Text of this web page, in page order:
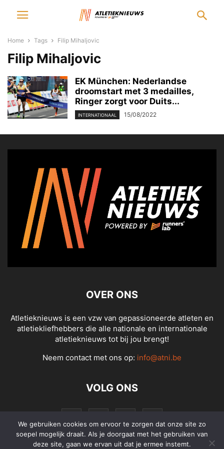
Home Tags Filip Mihaljovic
Filip Mihaljovic
EK München: Nederlandse
droomstart met 3 medailles,
Ringer zorgt voor Duits...
INTERNATIONAAL 15/08/2022
OVER ONS
Atletieknieuws is een vzw van gepassioneerde atleten en
atletiekliefhebbers die alle nationale en internationale
atletieknieuws tot bij jou brengt!
Neem contact met ons op: info@atni.be
VOLG ONS
We gebruiken cookies om ervoor te zorgen dat onze site zo
soepel mogelijk draait. Als je doorgaat met het gebruiken van
deze site, gaan we ervan uit dat je ermee instemt.